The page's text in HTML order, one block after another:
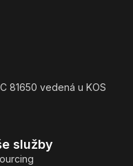
služby
81650 vedená u KOS